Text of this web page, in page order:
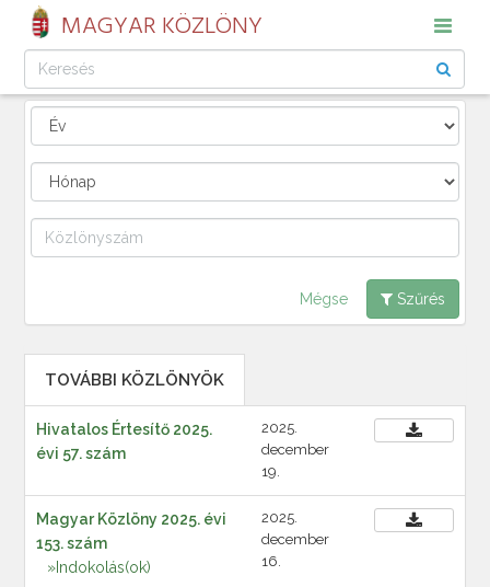
MAGYAR KÖZLÖNY
Mégse Szűrés
TOVÁBBI KÖZLÖNYÖK
Hivatalos Értesítő 2025.
évi 57. szám
2025.
december
19.
Magyar Közlöny 2025. évi
153. szám
»Indokolás(ok)
2025.
december
16.